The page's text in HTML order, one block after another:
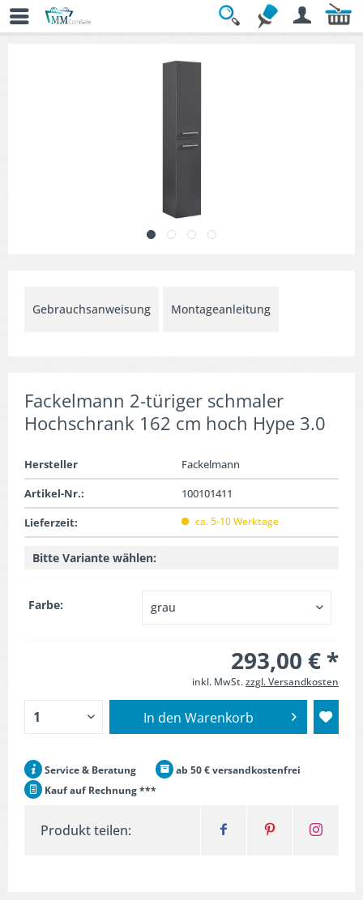
Übersicht
Gebrauchsanweisung Montageanleitung
Fackelmann 2-türiger schmaler
Hochschrank 162 cm hoch Hype 3.0
Hersteller
Fackelmann
Artikel-Nr.:
100101411
Lieferzeit:
ca. 5-10 Werktage
Bitte Variante wählen:
Farbe:
293,00 € *
inkl. MwSt.zzgl. Versandkosten
In den Warenkorb
Service & Beratung
ab 50 € versandkostenfrei
Kauf auf Rechnung ***
Produkt teilen: